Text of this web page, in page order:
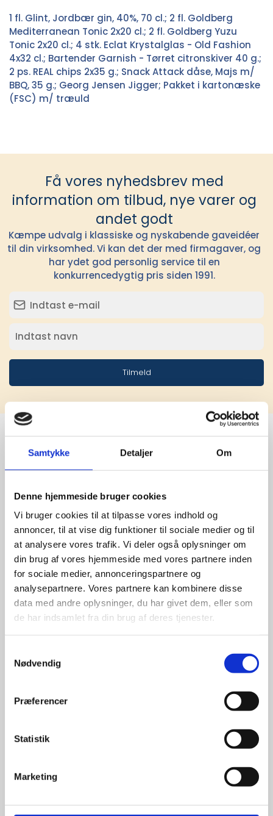
Samtykke Detaljer Om
Denne hjemmeside bruger cookies
Vi bruger cookies til at tilpasse vores indhold og
annoncer, til at vise dig funktioner til sociale medier og til
at analysere vores trafik. Vi deler også oplysninger om
din brug af vores hjemmeside med vores partnere inden
for sociale medier, annonceringspartnere og
analysepartnere. Vores partnere kan kombinere disse
data med andre oplysninger, du har givet dem, eller som
de har indsamlet fra din brug af deres tjenester.
Nødvendig
Præferencer
Statistik
Marketing
1 fl. Glint, Jordbær gin, 40%, 70 cl.; 2 fl. Goldberg
Mediterranean Tonic 2x20 cl.; 2 fl. Goldberg Yuzu
Tonic 2x20 cl.; 4 stk. Eclat Krystalglas - Old Fashion
4x32 cl.; Bartender Garnish - Tørret citronskiver 40 g.;
2 ps. REAL chips 2x35 g.; Snack Attack dåse, Majs m/
BBQ, 35 g.; Georg Jensen Jigger; Pakket i kartonæske
(FSC) m/ træuld
Få vores nyhedsbrev med
information om tilbud, nye varer og
andet godt
Kæmpe udvalg i klassiske og nyskabende gaveidéer
til din virksomhed. Vi kan det der med firmagaver, og
har ydet god personlig service til en
konkurrencedygtig pris siden 1991.
Tilmeld
Stærke
leverandører
giver større
udvalg
For at sikre høj kvalitet og stor
leveringssikkerhed samarbejder vi
med de største og mest
anerkendte leverandører inden for